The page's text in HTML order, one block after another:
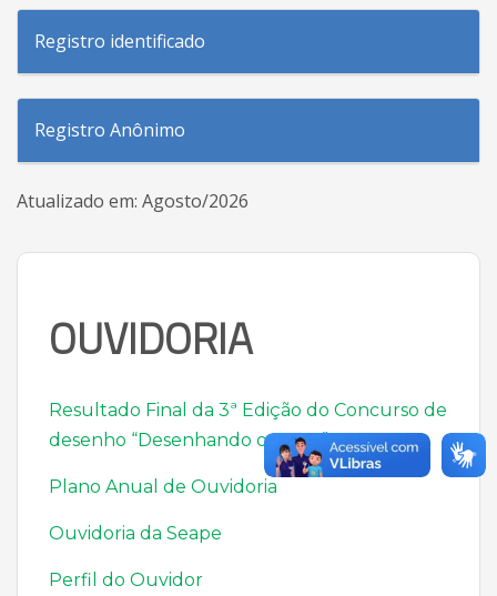
Registro identificado
Registro Anônimo
Atualizado em: Agosto/2026
OUVIDORIA
Resultado Final da 3ª Edição do Concurso de
desenho “Desenhando o Amor”
Plano Anual de Ouvidoria
Ouvidoria da Seape
Perfil do Ouvidor